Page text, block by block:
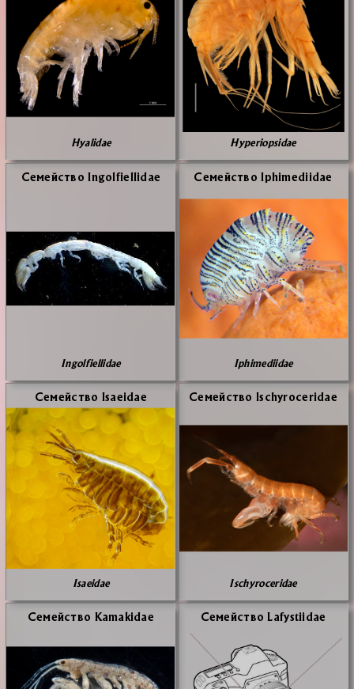
Hyalidae Hyperiopsidae
Се­мей­ство Ingolfiellidae
Ingolfiellidae
Се­мей­ство Iphimediidae
Iphimediidae
Се­мей­ство Isaeidae
Isaeidae
Се­мей­ство Ischyroceridae
Ischyroceridae
Се­мей­ство Kamakidae Се­мей­ство Lafystiidae